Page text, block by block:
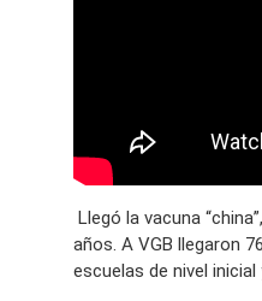
Llegó la vacuna
años. A VGB llegaron
escuelas de nivel